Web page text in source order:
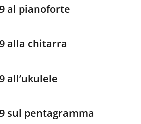
al pianoforte
alla chitarra
all’ukulele
sul pentagramma